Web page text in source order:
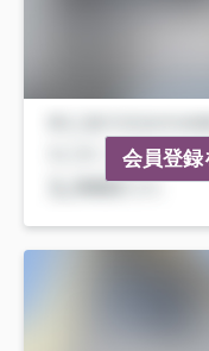
会員登録